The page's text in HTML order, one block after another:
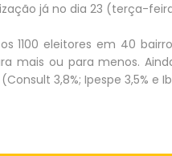
já no dia 23 (terça-
1100 eleitores em 40
mais ou para menos.
3,8%; Ipespe 3,5% e